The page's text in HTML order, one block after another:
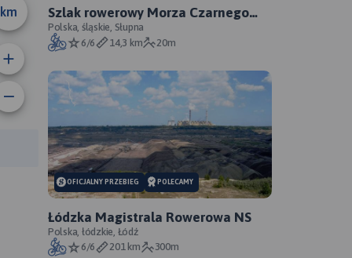
km
Szlak rowerowy Morza Czarnego
Sosnowiec - oficjalny przebieg
Polska, śląskie, Słupna
6/6
14,3 km 20m
OFICJALNY PRZEBIEG POLECAMY
Łódzka Magistrala Rowerowa NS
Polska, łódzkie, Łódź
6/6
201 km 300m